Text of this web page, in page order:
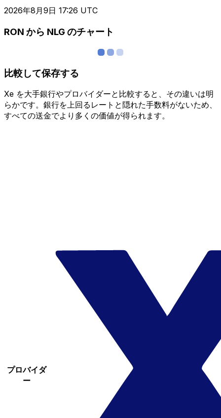
2026年8月9日 17:26 UTC
RON から NLG のチャート
比較して保存する
Xe を大手銀行やプロバイダーと比較すると、その違いは明
らかです。銀行を上回るレートと隠れた手数料がないため、
すべての送金でより多くの価値が得られます。
プロバイダ
ー